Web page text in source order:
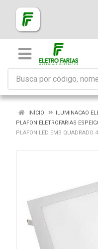
INÍCIO
ILUMINACAO
PLAFON ELETROFARIAS
PLAFON LED EMB QUADRADO